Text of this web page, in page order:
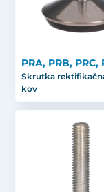
PRA, PRB, PRC,
Skrutka
kov